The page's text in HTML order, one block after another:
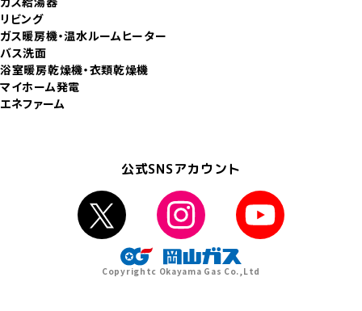
リビング
ガス暖房機 温水ルームヒーター
バス洗面
浴室暖房乾燥機 衣類乾燥機
マイホーム発電
エネファーム
公式SNSアカウント
Copyrightc Okayama Gas Co.,Ltd